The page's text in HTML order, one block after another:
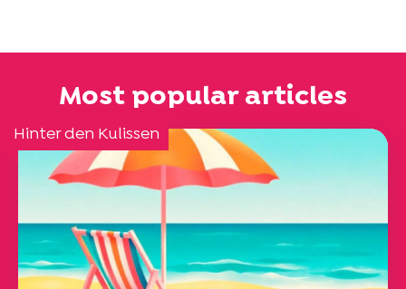
Most popular articles
Hinter den Kulissen